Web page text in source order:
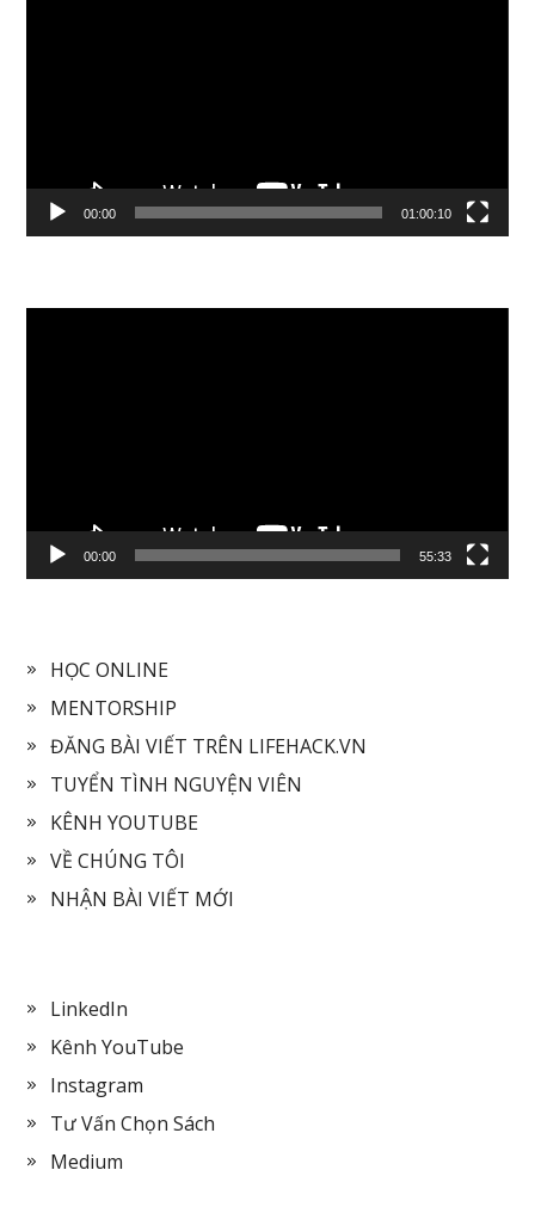
00:00 01:00:10
00:00 55:33
HỌC ONLINE
MENTORSHIP
ĐĂNG BÀI VIẾT TRÊN LIFEHACK.VN
TUYỂN TÌNH NGUYỆN VIÊN
KÊNH YOUTUBE
VỀ CHÚNG TÔI
NHẬN BÀI VIẾT MỚI
LinkedIn
Kênh YouTube
Instagram
Tư Vấn Chọn Sách
Medium